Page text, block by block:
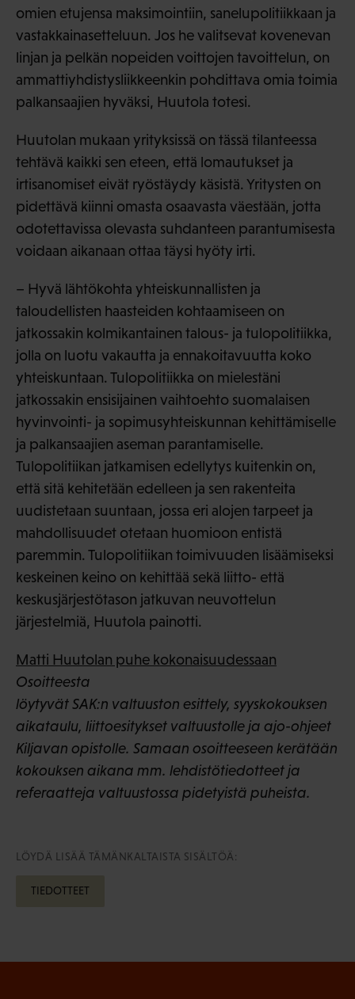
omien etujensa maksimointiin, sanelupolitiikkaan ja
vastakkainasetteluun. Jos he valitsevat kovenevan
linjan ja pelkän nopeiden voittojen tavoittelun, on
ammattiyhdistysliikkeenkin pohdittava omia toimia
palkansaajien hyväksi, Huutola totesi.
Huutolan mukaan yrityksissä on tässä tilanteessa
tehtävä kaikki sen eteen, että lomautukset ja
irtisanomiset eivät ryöstäydy käsistä. Yritysten on
pidettävä kiinni omasta osaavasta väestään, jotta
odotettavissa olevasta suhdanteen parantumisesta
voidaan aikanaan ottaa täysi hyöty irti.
– Hyvä lähtökohta yhteiskunnallisten ja
taloudellisten haasteiden kohtaamiseen on
jatkossakin kolmikantainen talous- ja tulopolitiikka,
jolla on luotu vakautta ja ennakoitavuutta koko
yhteiskuntaan. Tulopolitiikka on mielestäni
jatkossakin ensisijainen vaihtoehto suomalaisen
hyvinvointi- ja sopimusyhteiskunnan kehittämiselle
ja palkansaajien aseman parantamiselle.
Tulopolitiikan jatkamisen edellytys kuitenkin on,
että sitä kehitetään edelleen ja sen rakenteita
uudistetaan suuntaan, jossa eri alojen tarpeet ja
mahdollisuudet otetaan huomioon entistä
paremmin. Tulopolitiikan toimivuuden lisäämiseksi
keskeinen keino on kehittää sekä liitto- että
keskusjärjestötason jatkuvan neuvottelun
järjestelmiä, Huutola painotti.
Matti Huutolan puhe kokonaisuudessaan
Osoitteesta
löytyvät SAK:n valtuuston esittely, syyskokouksen
aikataulu, liittoesitykset valtuustolle ja ajo-ohjeet
Kiljavan opistolle. Samaan osoitteeseen kerätään
kokouksen aikana mm. lehdistötiedotteet ja
referaatteja valtuustossa pidetyistä puheista.
LÖYDÄ LISÄÄ TÄMÄNKALTAISTA SISÄLTÖÄ:
TIEDOTTEET